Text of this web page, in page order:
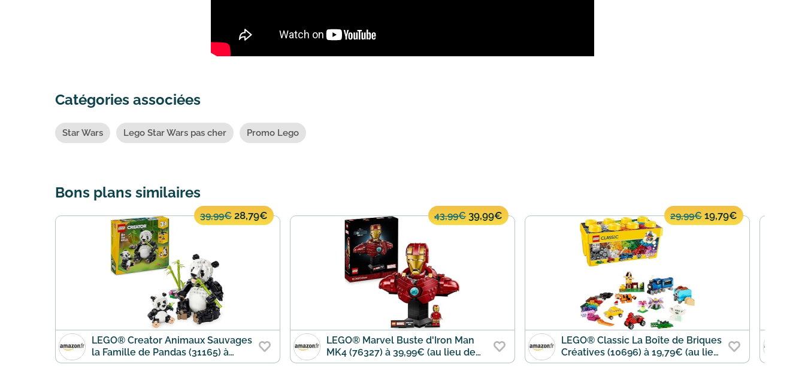
Catégories associées
Star Wars Lego Star Wars pas cher Promo Lego
Bons plans similaires
39,99€ 28,79€
LEGO® Creator Animaux Sauvages
la Famille de Pandas (31165) à
28,79€ (au lieu de 39,99€)
43,99€ 39,99€
LEGO® Marvel Buste d'Iron Man
MK4 (76327) à 39,99€ (au lieu de
43,99€)
29,99€ 19,79€
LEGO® Classic La Boîte de Briques
Créatives (10696) à 19,79€ (au lieu
de 29,99€)